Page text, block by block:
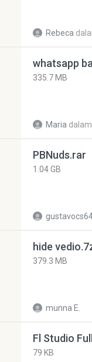
Rebeca
335.7 MB
Maria dalam
PBNuds.rar
1.04 GB
hide
379.3 MB
munna E.
Fl Studio
79 KB